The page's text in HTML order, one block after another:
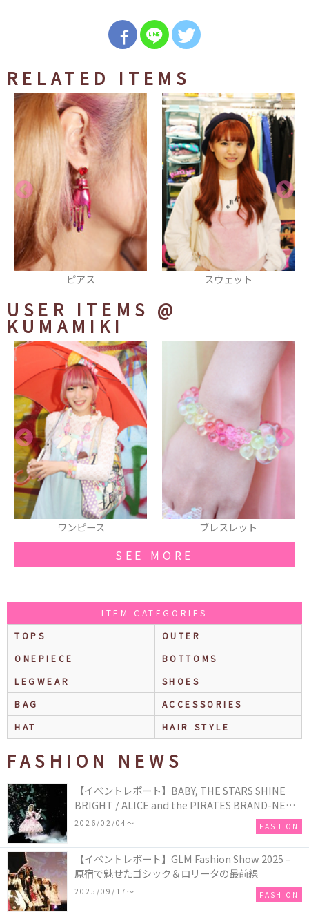
RELATED ITEMS
スウェット チョーカー
USER ITEMS @
KUMAMIKI
ブレスレット リング
SEE MORE
ITEM CATEGORIES
TOPS
OUTER
ONEPIECE
BOTTOMS
LEGWEAR
SHOES
BAG
ACCESSORIES
HAT
HAIR STYLE
FASHION NEWS
【イベントレポート】BABY, THE STARS SHINE
BRIGHT / ALICE and the PIRATES BRAND-NEW
COLLECTION in TOKYO
2026/02/04〜 FASHION
【イベントレポート】GLM Fashion Show 2025 –
原宿で魅せたゴシック＆ロリータの最前線
2025/09/17〜 FASHION